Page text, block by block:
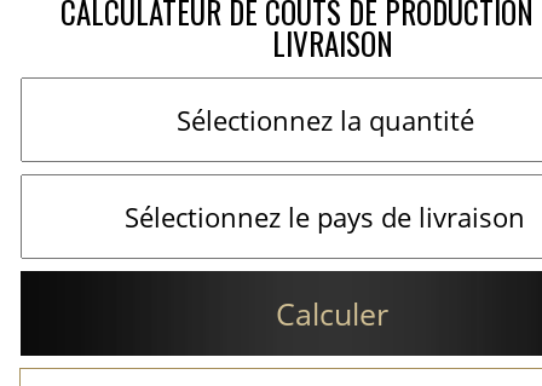
CALCULATEUR DE COÛTS DE
LIVRAISON
Calculer